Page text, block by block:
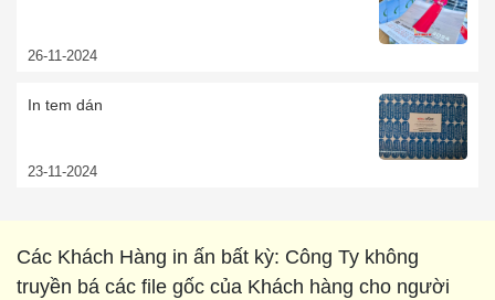
26-11-2024
In tem dán
23-11-2024
Các Khách Hàng in ấn bất kỳ: Công Ty không
truyền bá các file gốc của Khách hàng cho người